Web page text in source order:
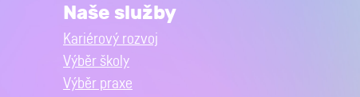
Naše služby
Kariérový rozvoj
Výběr školy
Výběr praxe